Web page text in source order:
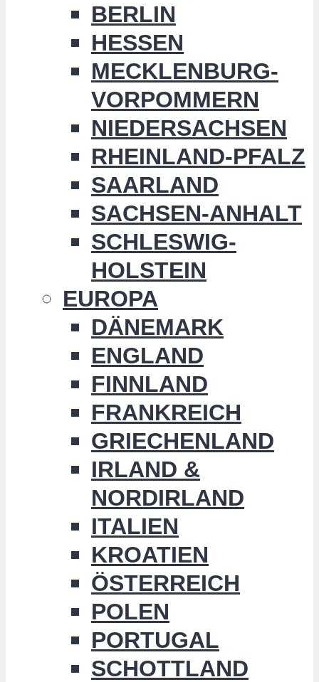
BERLIN
HESSEN
MECKLENBURG-
VORPOMMERN
NIEDERSACHSEN
RHEINLAND-PFALZ
SAARLAND
SACHSEN-ANHALT
SCHLESWIG-
HOLSTEIN
EUROPA
DÄNEMARK
ENGLAND
FINNLAND
FRANKREICH
GRIECHENLAND
IRLAND &
NORDIRLAND
ITALIEN
KROATIEN
ÖSTERREICH
POLEN
PORTUGAL
SCHOTTLAND